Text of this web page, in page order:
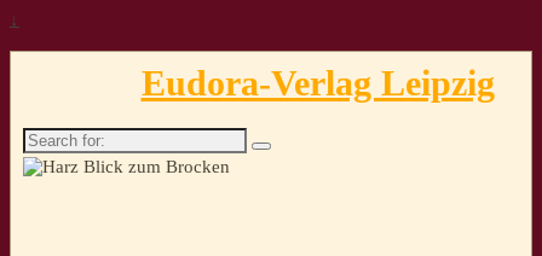
↓
Eudora-Verlag Leipzig
Search
for: